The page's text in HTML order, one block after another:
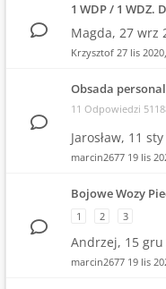
1 WDP / 1 WDZ.
Magda, 27 wrz
Krzysztof 27 lis
Obsada
11 Odpowiedzi
Jarosław, 11
marcin2677 19 lis
Bojowe Wozy
1
2 3
Andrzej, 15
marcin2677 19 lis